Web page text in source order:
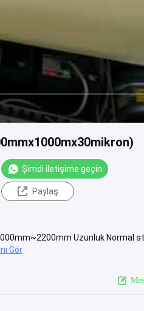
Şimdi iletişime geçin
Paylaş
Uzunluk Normal
Gör